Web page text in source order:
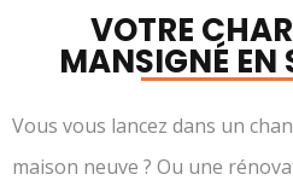
VOTRE
MANSIGNÉ EN
Vous vous lancez dans un
maison neuve ? Ou une